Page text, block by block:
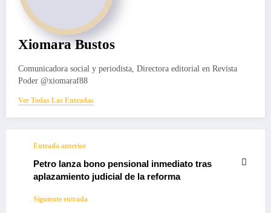
Xiomara Bustos
Comunicadora social y periodista, Directora editorial en Revista
Poder @xiomaraf88
Ver Todas Las Entradas
Entrada anterior
Petro lanza bono pensional inmediato tras
aplazamiento judicial de la reforma
Siguiente entrada